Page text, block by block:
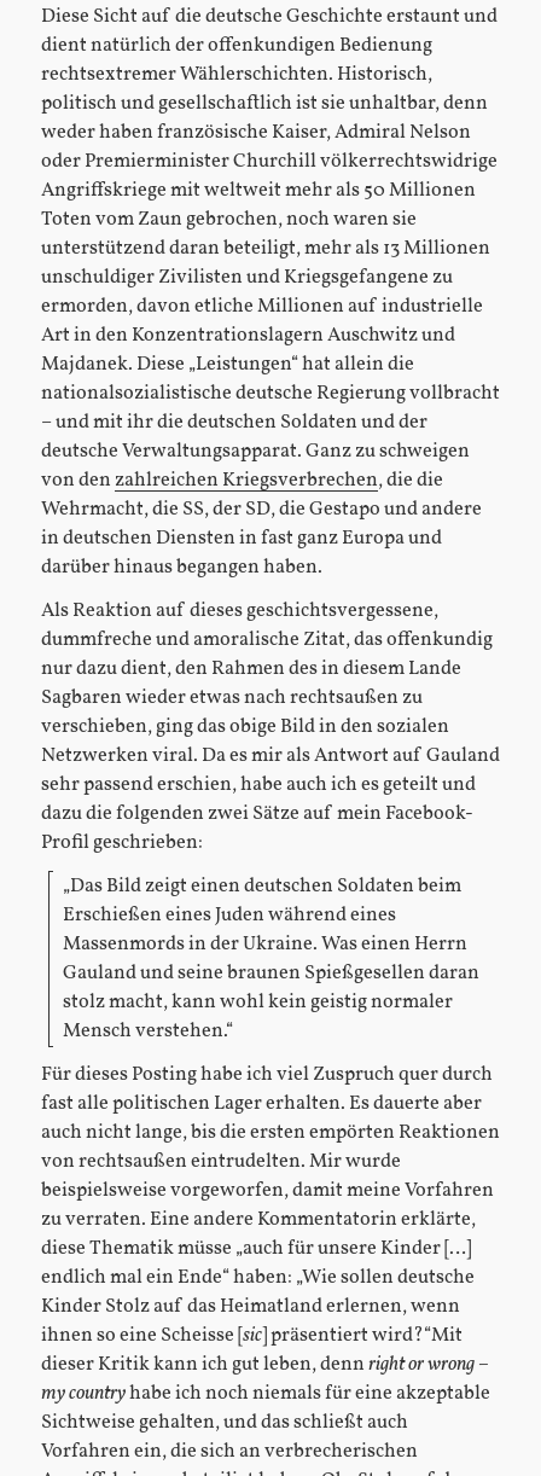
Diese Sicht auf die deutsche Geschichte erstaunt und
dient natürlich der offenkundigen Bedienung
rechtsextremer Wählerschichten. Historisch,
politisch und gesellschaftlich ist sie unhaltbar, denn
weder haben französische Kaiser, Admiral Nelson
oder Premierminister Churchill völkerrechtswidrige
Angriffskriege mit weltweit mehr als 50 Millionen
Toten vom Zaun gebrochen, noch waren sie
unterstützend daran beteiligt, mehr als 13 Millionen
unschuldiger Zivilisten und Kriegsgefangene zu
ermorden, davon etliche Millionen auf industrielle
Art in den Konzentrationslagern Auschwitz und
Majdanek. Diese „Leistungen“ hat allein die
nationalsozialistische deutsche Regierung vollbracht
– und mit ihr die deutschen Soldaten und der
deutsche Verwaltungsapparat. Ganz zu schweigen
von den zahlreichen Kriegsverbrechen, die die
Wehrmacht, die SS, der SD, die Gestapo und andere
in deutschen Diensten in fast ganz Europa und
darüber hinaus begangen haben.
Als Reaktion auf dieses geschichtsvergessene,
dummfreche und amoralische Zitat, das offenkundig
nur dazu dient, den Rahmen des in diesem Lande
Sagbaren wieder etwas nach rechtsaußen zu
verschieben, ging das obige Bild in den sozialen
Netzwerken viral. Da es mir als Antwort auf Gauland
sehr passend erschien, habe auch ich es geteilt und
dazu die folgenden zwei Sätze auf mein Facebook-
Profil geschrieben:
„Das Bild zeigt einen deutschen Soldaten beim
Erschießen eines Juden während eines
Massenmords in der Ukraine. Was einen Herrn
Gauland und seine braunen Spießgesellen daran
stolz macht, kann wohl kein geistig normaler
Mensch verstehen.“
Für dieses Posting habe ich viel Zuspruch quer durch
fast alle politischen Lager erhalten. Es dauerte aber
auch nicht lange, bis die ersten empörten Reaktionen
von rechtsaußen eintrudelten. Mir wurde
beispielsweise vorgeworfen, damit meine Vorfahren
zu verraten. Eine andere Kommentatorin erklärte,
diese Thematik müsse „auch für unsere Kinder […]
endlich mal ein Ende“ haben: „Wie sollen deutsche
Kinder Stolz auf das Heimatland erlernen, wenn
ihnen so eine Scheisse [sic] präsentiert wird?“Mit
dieser Kritik kann ich gut leben, dennright or wrong –
my countryhabe ich noch niemals für eine akzeptable
Sichtweise gehalten, und das schließt auch
Vorfahren ein, die sich an verbrecherischen